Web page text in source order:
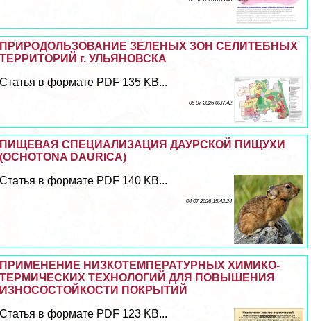
ПРИРОДОЛЬЗОВАНИЕ ЗЕЛЕНЫХ ЗОН СЕЛИТЕБНЫХ
ТЕРРИТОРИЙ г. УЛЬЯНОВСКА
Статья в формате PDF 135 KB...
05 07 2026 0:37:42
ПИЩЕВАЯ СПЕЦИАЛИЗАЦИЯ ДАУРСКОЙ ПИЩУХИ
(OCHOTONA DAURICA)
Статья в формате PDF 140 KB...
04 07 2026 15:42:24
ПРИМЕНЕНИЕ НИЗКОТЕМПЕРАТУРНЫХ ХИМИКО-
ТЕРМИЧЕСКИХ ТЕХНОЛОГИЙ ДЛЯ ПОВЫШЕНИЯ
ИЗНОСОСТОЙКОСТИ ПОКРЫТИЙ
Статья в формате PDF 123 KB...